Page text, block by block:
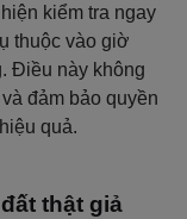
kiểm tra ngay
thuộc vào giờ
Điều này không
đảm bảo quyền
quả.
thật giả